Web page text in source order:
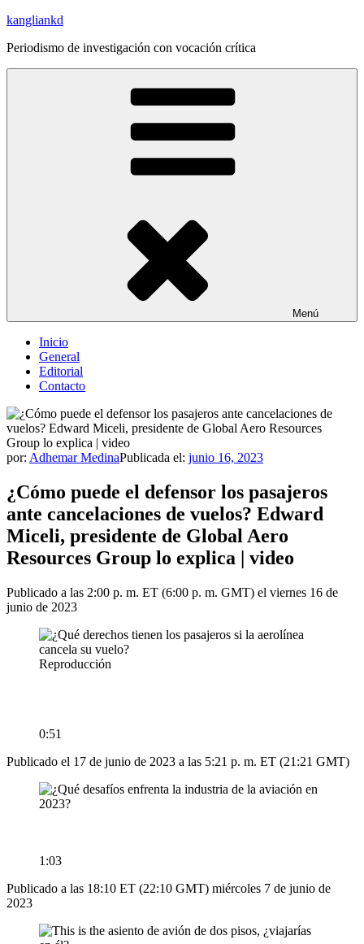
Saltar
contenido
kangliankd
Periodismo de investigación con vocación crítica
Menú
Inicio
General
Editorial
Contacto
por: Adhemar MedinaPublicada el: junio 16, 2023
¿Cómo puede el defensor los pasajeros
ante cancelaciones de vuelos? Edward
Miceli, presidente de Global Aero
Resources Group lo explica | video
Publicado a las 2:00 p. m. ET (6:00 p. m. GMT) el viernes 16 de
junio de 2023
Reproducción
0:51
Publicado el 17 de junio de 2023 a las 5:21 p. m. ET (21:21 GMT)
1:03
Publicado a las 18:10 ET (22:10 GMT) miércoles 7 de junio de
2023